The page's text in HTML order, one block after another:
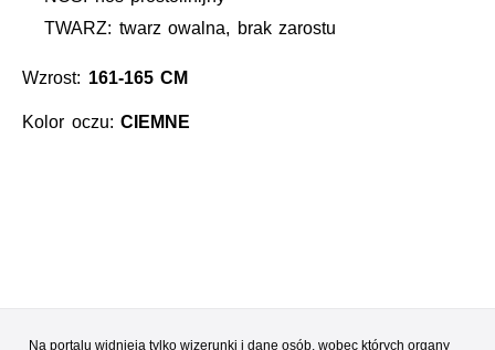
TWARZ: twarz owalna, brak zarostu
Wzrost: 161-165 CM
Kolor oczu:CIEMNE
Na portalu widnieją tylko wizerunki i dane osób, wobec których organy